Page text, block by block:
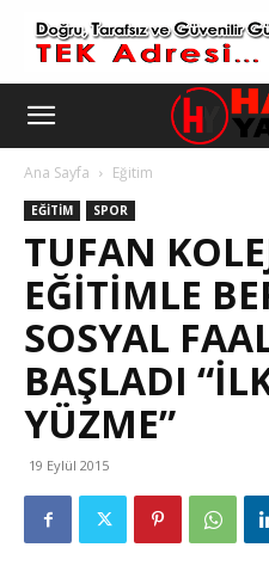
Ana Sayfa Eğitim
EĞITIM SPOR
TUFAN
EĞİTİMLE
SOSYAL
BAŞLADI
YÜZME”
19 Eylül 2015